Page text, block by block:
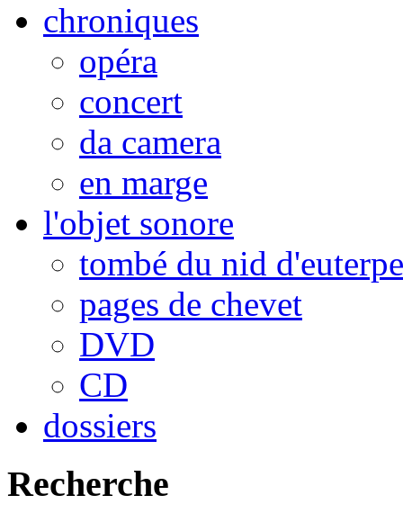
chroniques
opéra
concert
da camera
en marge
l'objet sonore
tombé du nid d'euterpe
pages de chevet
DVD
CD
dossiers
Recherche